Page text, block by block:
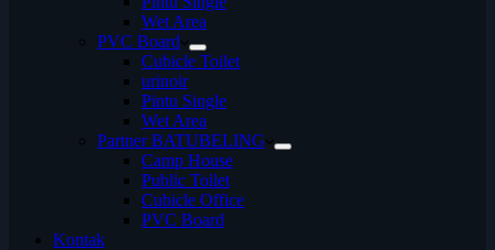
Wet Area
PVC Board
Cubicle Toilet
urinoir
Pintu Single
Wet Area
Partner BATUBELING
Camp House
Public Toilet
Cubicle Office
PVC Board
Kontak